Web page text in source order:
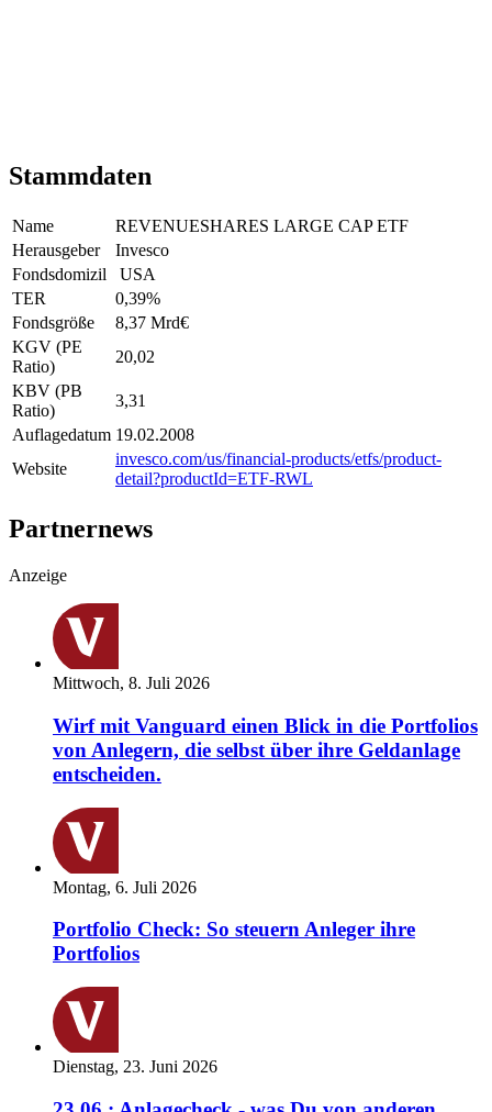
Stammdaten
Name
REVENUESHARES LARGE CAP ETF
Herausgeber
Invesco
Fondsdomizil
USA
TER
0,39%
Fondsgröße
8,37 Mrd€
KGV (PE
Ratio)
20,02
KBV (PB
Ratio)
3,31
Auflagedatum 19.02.2008
Website
invesco.com/us/financial-products/etfs/product-
detail?productId=ETF-RWL
Partnernews
Anzeige
Mittwoch, 8. Juli 2026
Wirf mit Vanguard einen Blick in die Portfolios
von Anlegern, die selbst über ihre Geldanlage
entscheiden.
Montag, 6. Juli 2026
Portfolio Check: So steuern Anleger ihre
Portfolios
Dienstag, 23. Juni 2026